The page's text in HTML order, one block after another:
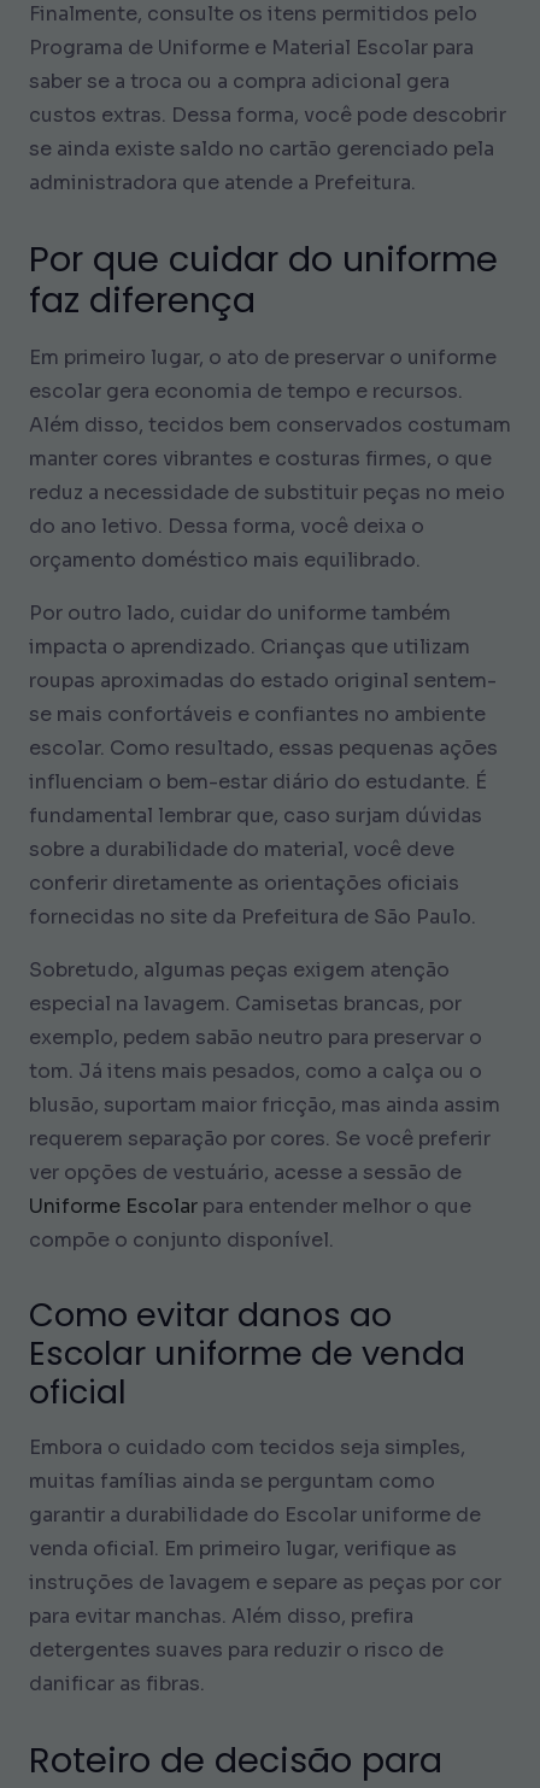
Finalmente, consulte os itens permitidos pelo
Programa de Uniforme e Material Escolar para
saber se a troca ou a compra adicional gera
custos extras. Dessa forma, você pode descobrir
se ainda existe saldo no cartão gerenciado pela
administradora que atende a Prefeitura.
Por que cuidar do uniforme
faz diferença
Em primeiro lugar, o ato de preservar o uniforme
escolar gera economia de tempo e recursos.
Além disso, tecidos bem conservados costumam
manter cores vibrantes e costuras firmes, o que
reduz a necessidade de substituir peças no meio
do ano letivo. Dessa forma, você deixa o
orçamento doméstico mais equilibrado.
Por outro lado, cuidar do uniforme também
impacta o aprendizado. Crianças que utilizam
roupas aproximadas do estado original sentem-
se mais confortáveis e confiantes no ambiente
escolar. Como resultado, essas pequenas ações
influenciam o bem-estar diário do estudante. É
fundamental lembrar que, caso surjam dúvidas
sobre a durabilidade do material, você deve
conferir diretamente as orientações oficiais
fornecidas no site da Prefeitura de São Paulo.
Sobretudo, algumas peças exigem atenção
especial na lavagem. Camisetas brancas, por
exemplo, pedem sabão neutro para preservar o
tom. Já itens mais pesados, como a calça ou o
blusão, suportam maior fricção, mas ainda assim
requerem separação por cores. Se você preferir
ver opções de vestuário, acesse a sessão de
Uniforme Escolar para entender melhor o que
compõe o conjunto disponível.
Como evitar danos ao
Escolar uniforme de venda
oficial
Embora o cuidado com tecidos seja simples,
muitas famílias ainda se perguntam como
garantir a durabilidade do Escolar uniforme de
venda oficial. Em primeiro lugar, verifique as
instruções de lavagem e separe as peças por cor
para evitar manchas. Além disso, prefira
detergentes suaves para reduzir o risco de
danificar as fibras.
Roteiro de decisão para